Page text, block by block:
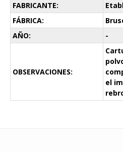
FABRICANTE:
FÁBRICA:
AÑO:
-
OBSERVACIONES:
el